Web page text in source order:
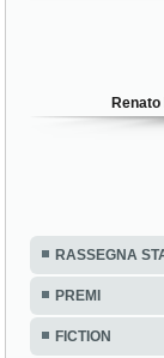
RASSEGNA
PREMI
FICTION